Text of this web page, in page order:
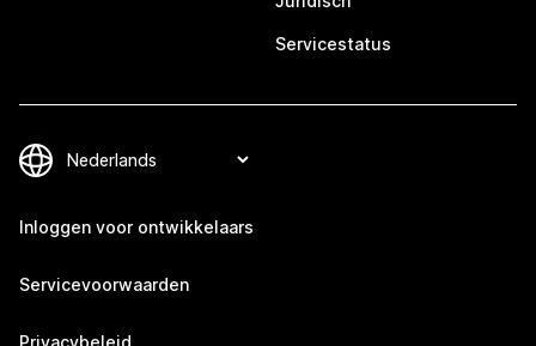
Servicestatus
Inloggen voor ontwikkelaars
Servicevoorwaarden